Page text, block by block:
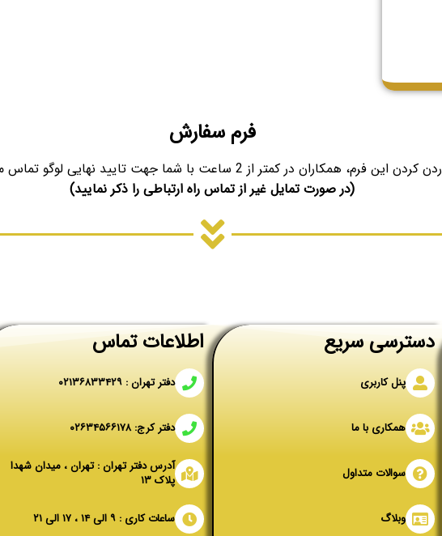
فرم سفارش
این فرم، همکاران در کمتر از 2 ساعت با شما جهت تایید نهایی لوگو تماس میگیرند.
(در صورت تمایل غیر از تماس راه ارتباطی را ذکر نمایید)
دسترسی سریع
پنل کاربری
همکاری با ما
سوالات متداول
وبلاگ
اطلاعات تماس
دفتر تهران : ۰۲۱۳۶۸۳۳۴۲۹
دفتر کرج: ۰۲۶۳۴۵۶۶۱۷۸
آدرس دفتر تهران : تهران ، میدان شهدا
پلاک ۱۳
ساعات کاری : ۹ الی ۱۴ ، ۱۷ الی ۲۱